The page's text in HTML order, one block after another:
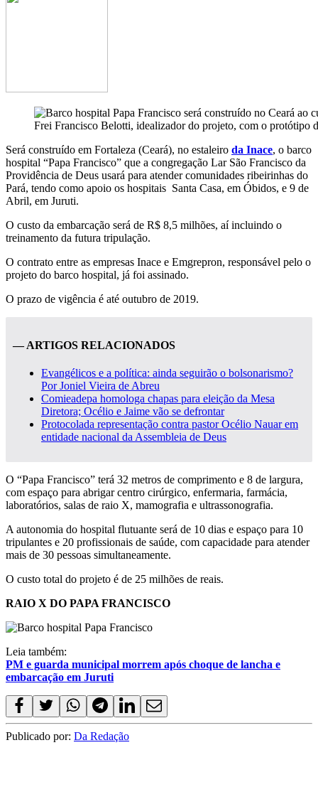
Frei Francisco Belotti, idealizador do projeto, com o protótipo
Será construído em Fortaleza (Ceará), no estaleiro da Inace, o barco
hospital “Papa Francisco” que a congregação Lar São Francisco da
Providência de Deus usará para atender comunidades ribeirinhas do
Pará, tendo como apoio os hospitais Santa Casa, em Óbidos, e 9 de
Abril, em Juruti.
O custo da embarcação será de R$ 8,5 milhões, aí incluindo o
treinamento da futura tripulação.
O contrato entre as empresas Inace e Emgrepron, responsável pelo o
projeto do barco hospital, já foi assinado.
O prazo de vigência é até outubro de 2019.
— ARTIGOS RELACIONADOS
Evangélicos e a política: ainda seguirão o bolsonarismo?
Por Joniel Vieira de Abreu
Comieadepa homologa chapas para eleição da Mesa
Diretora; Océlio e Jaime vão se defrontar
Protocolada representação contra pastor Océlio Nauar em
entidade nacional da Assembleia de Deus
O “Papa Francisco” terá 32 metros de comprimento e 8 de largura,
com espaço para abrigar centro cirúrgico, enfermaria, farmácia,
laboratórios, salas de raio X, mamografia e ultrassonografia.
A autonomia do hospital flutuante será de 10 dias e espaço para 10
tripulantes e 20 profissionais de saúde, com capacidade para atender
mais de 30 pessoas simultaneamente.
O custo total do projeto é de 25 milhões de reais.
RAIO X DO PAPA FRANCISCO
Leia também:
PM e guarda municipal morrem após choque de lancha e
embarcação em Juruti
Publicado por: Da Redação